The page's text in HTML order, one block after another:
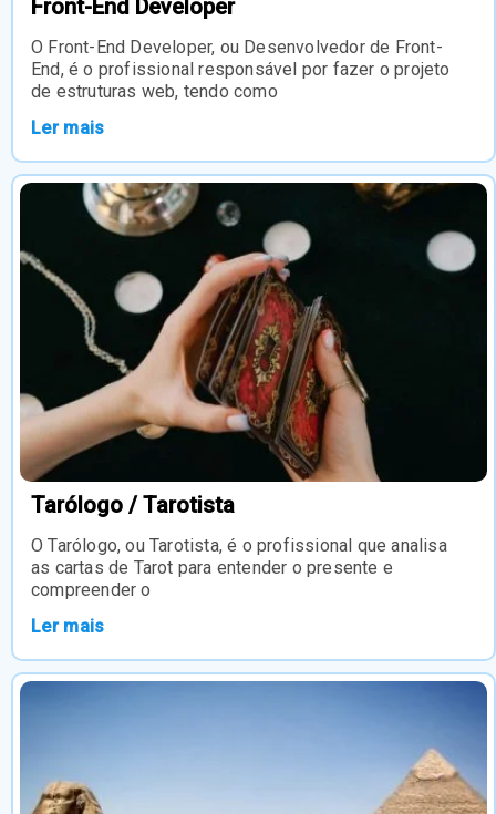
Front-End Developer
O Front-End Developer, ou Desenvolvedor de Front-
End, é o profissional responsável por fazer o projeto
de estruturas web, tendo como
Ler mais
Tarólogo / Tarotista
O Tarólogo, ou Tarotista, é o profissional que analisa
as cartas de Tarot para entender o presente e
compreender o
Ler mais